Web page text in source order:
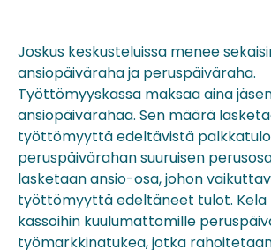
Joskus keskusteluissa menee
ansiopäiväraha ja peruspäiväraha.
Työttömyyskassa maksaa aina
ansiopäivärahaa. Sen määrä
työttömyyttä edeltävistä
peruspäivärahan suuruisen
lasketaan ansio-osa, johon
työttömyyttä edeltäneet tulot. Kela
kassoihin kuulumattomille
työmarkkinatukea, jotka